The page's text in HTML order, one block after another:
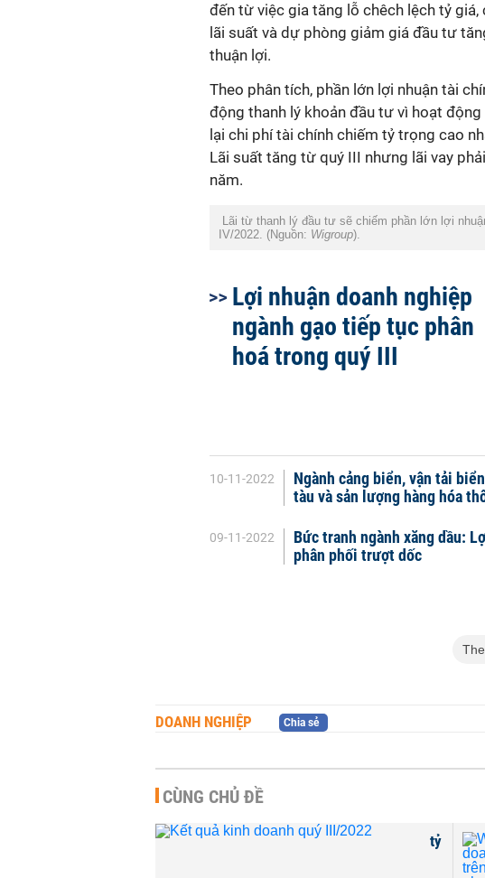
đến từ việc gia tăng lỗ chêch lệch tỷ
lãi suất và dự phòng giảm giá đầu tư
thuận lợi.
Theo phân tích, phần lớn lợi nhuận tài
động thanh lý khoản đầu tư vì hoạt
lại chi phí tài chính chiếm tỷ trọng cao
Lãi suất tăng từ quý III nhưng lãi vay
năm.
Lãi từ thanh lý đầu tư sẽ chiếm phần lớn lợi
IV/2022. (Nguồn: Wigroup).
Lợi nhuận doanh nghiệp
ngành gạo tiếp tục phân
hoá trong quý III
10-11-2022
Ngành cảng biển, vận tải
tàu và sản lượng hàng hóa
09-11-2022
Bức tranh ngành xăng dầu:
phân phối trượt dốc
DOANH NGHIỆP Chia sẻ
CÙNG CHỦ ĐỀ
Nhờ đâu KIDO lãi hơn 650 tỷ